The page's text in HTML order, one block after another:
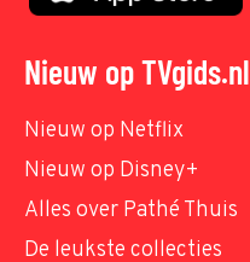
Nieuw op TVgids.nl
Nieuw op Netflix
Nieuw op Disney+
Alles over Pathé Thuis
De leukste collecties